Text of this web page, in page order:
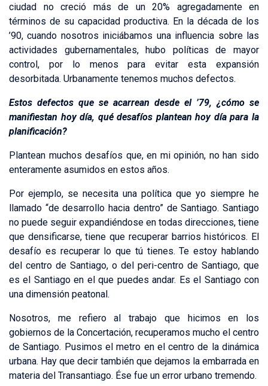
ciudad no creció más de un 20% agregadamente en
términos de su capacidad productiva. En la década de los
’90, cuando nosotros iniciábamos una influencia sobre las
actividades gubernamentales, hubo políticas de mayor
control, por lo menos para evitar esta expansión
desorbitada. Urbanamente tenemos muchos defectos.
Estos defectos que se acarrean desde el ’79, ¿cómo se
manifiestan hoy día, qué desafíos plantean hoy día para la
planificación?
Plantean muchos desafíos que, en mi opinión, no han sido
enteramente asumidos en estos años.
Por ejemplo, se necesita una política que yo siempre he
llamado “de desarrollo hacia dentro” de Santiago. Santiago
no puede seguir expandiéndose en todas direcciones, tiene
que densificarse, tiene que recuperar barrios históricos. El
desafío es recuperar lo que tú tienes. Te estoy hablando
del centro de Santiago, o del peri-centro de Santiago, que
es el Santiago en el que puedes andar. Es el Santiago con
una dimensión peatonal.
Nosotros, me refiero al trabajo que hicimos en los
gobiernos de la Concertación, recuperamos mucho el centro
de Santiago. Pusimos el metro en el centro de la dinámica
urbana. Hay que decir también que dejamos la embarrada en
materia del Transantiago. Ése fue un error urbano tremendo.